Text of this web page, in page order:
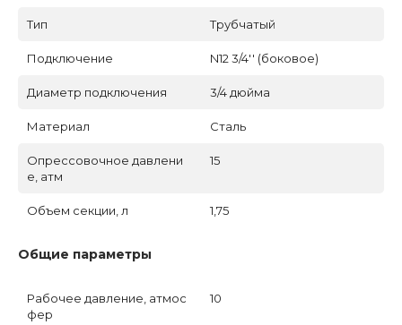
Тип Трубчатый
Подключение N12 3/4'' (боковое)
Диаметр подключения 3/4 дюйма
Материал Сталь
Опрессовочное давлени
е, атм
15
Объем секции, л 1,75
Общие параметры
Рабочее давление, атмос
фер
10